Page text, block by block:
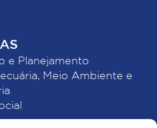
e Planejamento
Meio Ambiente e